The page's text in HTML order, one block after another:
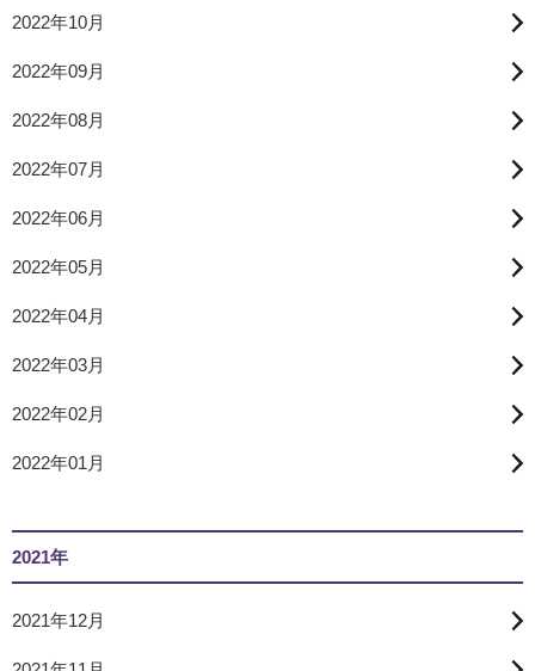
2022年10月
2022年09月
2022年08月
2022年07月
2022年06月
2022年05月
2022年04月
2022年03月
2022年02月
2022年01月
2021年
2021年12月